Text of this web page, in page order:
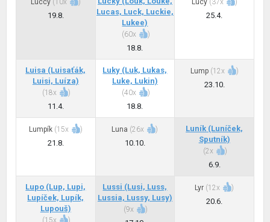
Luccy (10x )
19.8.
Lucas, Luck, Luckie,
Lukee)
(60x )
18.8.
Lucy (37x )
25.4.
Luisa (Luisaťák,
Luisi, Luíza)
(18x )
11.4.
Luky (Luk, Lukas,
Luke, Lukin)
(40x )
18.8.
Lump (12x )
23.10.
Lumpík (15x )
21.8.
Luna (26x )
10.10.
Luník (Luníček,
Sputník)
(2x )
6.9.
Lupo (Lup, Lupi,
Lupíček, Lupík,
Lupouš)
(15x )
Lussi (Lusi, Luss,
Lussia, Lussy, Lusy)
(9x )
Lyr (12x )
20.6.